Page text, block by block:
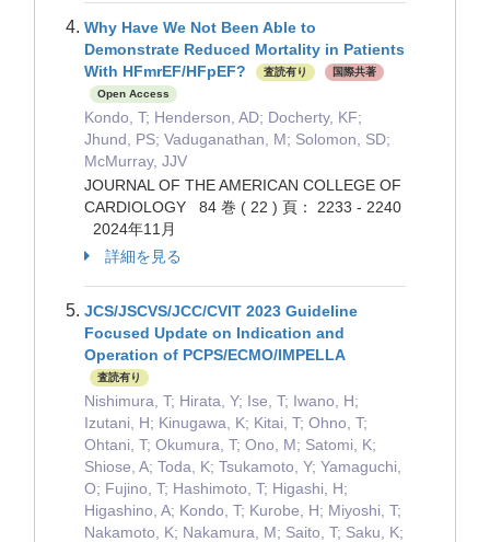
Why Have We Not Been Able to
Demonstrate Reduced Mortality in Patients
With HFmrEF/HFpEF?
査読有り
国際共著
Open Access
Kondo, T; Henderson, AD; Docherty, KF;
Jhund, PS; Vaduganathan, M; Solomon, SD;
McMurray, JJV
JOURNAL OF THE AMERICAN COLLEGE OF
CARDIOLOGY 84 巻 ( 22 ) 頁： 2233 - 2240
2024年11月
詳細を見る
JCS/JSCVS/JCC/CVIT 2023 Guideline
Focused Update on Indication and
Operation of PCPS/ECMO/IMPELLA
査読有り
Nishimura, T; Hirata, Y; Ise, T; Iwano, H;
Izutani, H; Kinugawa, K; Kitai, T; Ohno, T;
Ohtani, T; Okumura, T; Ono, M; Satomi, K;
Shiose, A; Toda, K; Tsukamoto, Y; Yamaguchi,
O; Fujino, T; Hashimoto, T; Higashi, H;
Higashino, A; Kondo, T; Kurobe, H; Miyoshi, T;
Nakamoto, K; Nakamura, M; Saito, T; Saku, K;